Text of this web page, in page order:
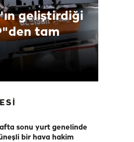
geliştirdiği
tam
sonu yurt genelinde
bir hava hakim